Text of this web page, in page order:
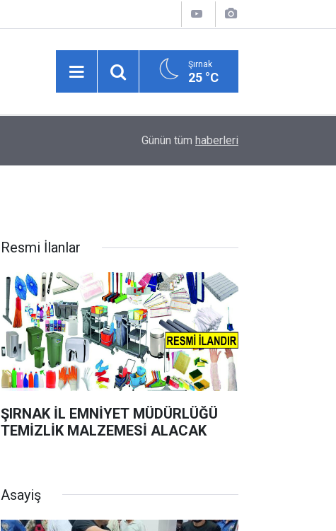
Şırnak
25 °C
KAYBOLAN HAYATLAR, SANAL BAHİS VE
Günün tüm haberleri
Resmi İlanlar
ŞIRNAK İL EMNİYET MÜDÜRLÜĞÜ
TEMİZLİK MALZEMESİ ALACAK
Asayiş